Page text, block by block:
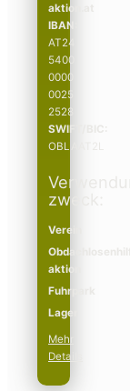
aktion.at
IBAN:
AT24
5400
0000
0025
2528
SWIFT/BIC:
OBLAAT2L
zweck:
Verein
aktion
Fuhrpark
Lager
Mehr
Details